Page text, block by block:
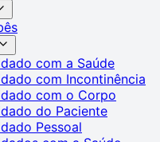
com a Saúde
com Incontinência
com o Corpo
do Paciente
Pessoal